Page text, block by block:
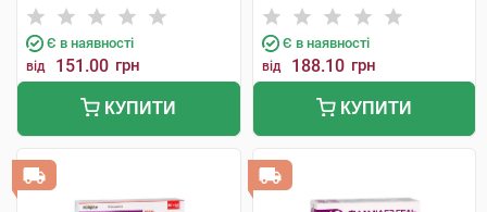
Є в наявності
від 151.00 грн
КУПИТИ
Є в наявності
від 188.10 грн
КУПИТИ